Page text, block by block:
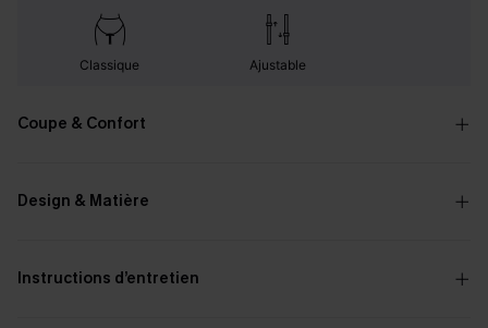
Classique Ajustable
Coupe & Confort
Design & Matière
Instructions d’entretien